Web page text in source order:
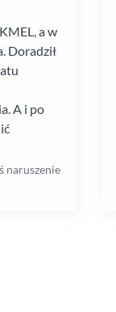
a w
Doradził
A i po
naruszenie